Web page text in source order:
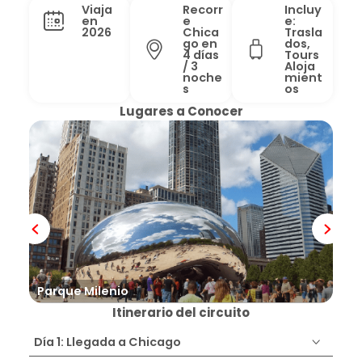
Viaja
en
2026
Recorr
e
Chica
go en
4 días
/ 3
noche
s
Incluy
e:
Trasla
dos,
Tours
Aloja
mient
os
Lugares a Conocer
Parque Milenio
Itinerario del circuito
Día 1: Llegada a Chicago